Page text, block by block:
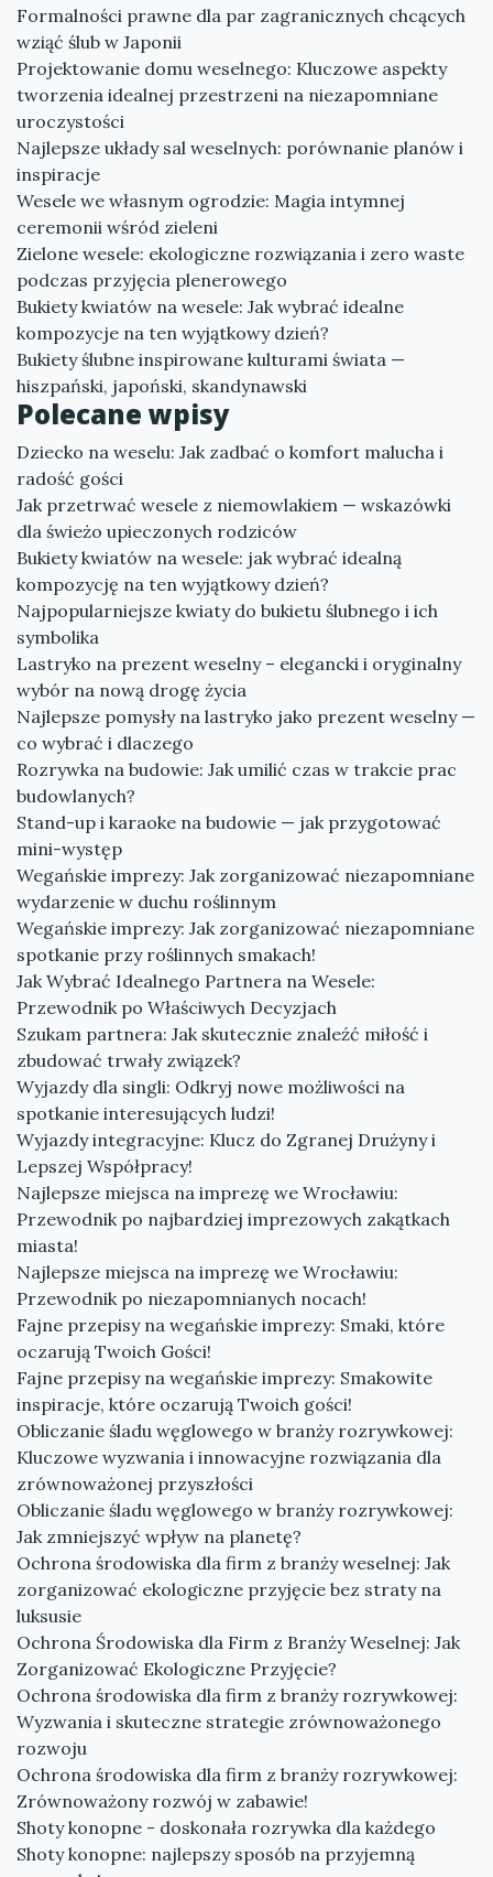
Formalności prawne dla par zagranicznych chcących
wziąć ślub w Japonii
Projektowanie domu weselnego: Kluczowe aspekty
tworzenia idealnej przestrzeni na niezapomniane
uroczystości
Najlepsze układy sal weselnych: porównanie planów i
inspiracje
Wesele we własnym ogrodzie: Magia intymnej
ceremonii wśród zieleni
Zielone wesele: ekologiczne rozwiązania i zero waste
podczas przyjęcia plenerowego
Bukiety kwiatów na wesele: Jak wybrać idealne
kompozycje na ten wyjątkowy dzień?
Bukiety ślubne inspirowane kulturami świata —
hiszpański, japoński, skandynawski
Polecane wpisy
Dziecko na weselu: Jak zadbać o komfort malucha i
radość gości
Jak przetrwać wesele z niemowlakiem — wskazówki
dla świeżo upieczonych rodziców
Bukiety kwiatów na wesele: jak wybrać idealną
kompozycję na ten wyjątkowy dzień?
Najpopularniejsze kwiaty do bukietu ślubnego i ich
symbolika
Lastryko na prezent weselny – elegancki i oryginalny
wybór na nową drogę życia
Najlepsze pomysły na lastryko jako prezent weselny —
co wybrać i dlaczego
Rozrywka na budowie: Jak umilić czas w trakcie prac
budowlanych?
Stand-up i karaoke na budowie — jak przygotować
mini-występ
Wegańskie imprezy: Jak zorganizować niezapomniane
wydarzenie w duchu roślinnym
Wegańskie imprezy: Jak zorganizować niezapomniane
spotkanie przy roślinnych smakach!
Jak Wybrać Idealnego Partnera na Wesele:
Przewodnik po Właściwych Decyzjach
Szukam partnera: Jak skutecznie znaleźć miłość i
zbudować trwały związek?
Wyjazdy dla singli: Odkryj nowe możliwości na
spotkanie interesujących ludzi!
Wyjazdy integracyjne: Klucz do Zgranej Drużyny i
Lepszej Współpracy!
Najlepsze miejsca na imprezę we Wrocławiu:
Przewodnik po najbardziej imprezowych zakątkach
miasta!
Najlepsze miejsca na imprezę we Wrocławiu:
Przewodnik po niezapomnianych nocach!
Fajne przepisy na wegańskie imprezy: Smaki, które
oczarują Twoich Gości!
Fajne przepisy na wegańskie imprezy: Smakowite
inspiracje, które oczarują Twoich gości!
Obliczanie śladu węglowego w branży rozrywkowej:
Kluczowe wyzwania i innowacyjne rozwiązania dla
zrównoważonej przyszłości
Obliczanie śladu węglowego w branży rozrywkowej:
Jak zmniejszyć wpływ na planetę?
Ochrona środowiska dla firm z branży weselnej: Jak
zorganizować ekologiczne przyjęcie bez straty na
luksusie
Ochrona Środowiska dla Firm z Branży Weselnej: Jak
Zorganizować Ekologiczne Przyjęcie?
Ochrona środowiska dla firm z branży rozrywkowej:
Wyzwania i skuteczne strategie zrównoważonego
rozwoju
Ochrona środowiska dla firm z branży rozrywkowej:
Zrównoważony rozwój w zabawie!
Shoty konopne - doskonała rozrywka dla każdego
Shoty konopne: najlepszy sposób na przyjemną